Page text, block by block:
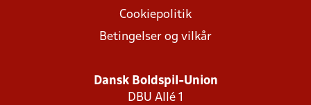
Cookiepolitik
Betingelser og vilkår
Dansk Boldspil-Union
DBU Allé 1